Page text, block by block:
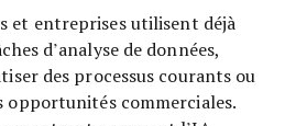
et entreprises utilisent déjà
d’analyse de données,
des processus courants ou
opportunités commerciales.